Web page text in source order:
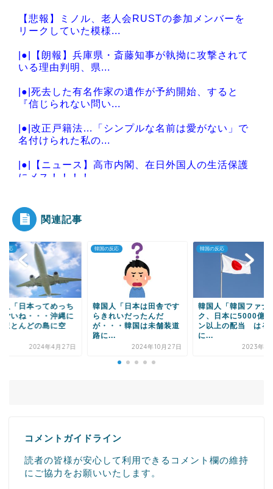
【悲報】ミノル、老人会RUSTの参加メンバーを
リークしていた模様...
|●|【朗報】兵庫県・斎藤知事が執拗に攻撃されて
いる理由判明、県...
|●|死去した有名作家の遺作が予約開始、すると
『信じられない問い...
|●|改正戸籍法…「シンプルな名前は愛がない」で
名付けられた私の...
|●|【ニュース】高市内閣、在日外国人の生活保護
にメス！！！！
Powered by livedoor 相互RSS
関連記事
反応
人「日本ってめっち
ごいね・・・沖縄に
ほとんどの島に空
2024年4月27日
韓国の反応
韓国人「日本は田舎です
らきれいだったんだ
が・・・韓国は未舗装道
路に...
2024年10月27日
韓国の反応
韓国人「韓国ファナ
ク、日本に5000億
ン以上の配当 はる
に...
2023年4
コメントガイドライン
読者の皆様が安心して利用できるコメント欄の維持
にご協力をお願いいたします。